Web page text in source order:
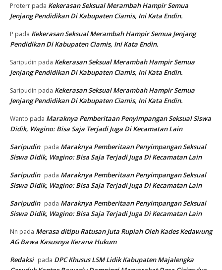
Proterr pada Kekerasan Seksual Merambah Hampir Semua
Jenjang Pendidikan Di Kabupaten Ciamis, Ini Kata Endin.
P pada Kekerasan Seksual Merambah Hampir Semua Jenjang
Pendidikan Di Kabupaten Ciamis, Ini Kata Endin.
Saripudin pada Kekerasan Seksual Merambah Hampir Semua
Jenjang Pendidikan Di Kabupaten Ciamis, Ini Kata Endin.
Saripudin pada Kekerasan Seksual Merambah Hampir Semua
Jenjang Pendidikan Di Kabupaten Ciamis, Ini Kata Endin.
Wanto pada Maraknya Pemberitaan Penyimpangan Seksual Siswa
Didik, Wagino: Bisa Saja Terjadi Juga Di Kecamatan Lain
Saripudin pada Maraknya Pemberitaan Penyimpangan Seksual
Siswa Didik, Wagino: Bisa Saja Terjadi Juga Di Kecamatan Lain
Saripudin pada Maraknya Pemberitaan Penyimpangan Seksual
Siswa Didik, Wagino: Bisa Saja Terjadi Juga Di Kecamatan Lain
Saripudin pada Maraknya Pemberitaan Penyimpangan Seksual
Siswa Didik, Wagino: Bisa Saja Terjadi Juga Di Kecamatan Lain
Nn pada Merasa ditipu Ratusan Juta Rupiah Oleh Kades Kedawung
AG Bawa Kasusnya Kerana Hukum
Redaksi pada DPC Khusus LSM Lidik Kabupaten Majalengka